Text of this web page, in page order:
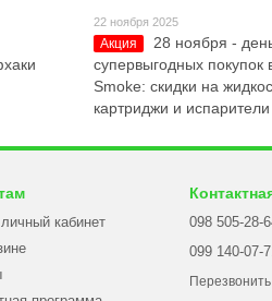
22 ноября 2025
Акция
28 ноября -
супервыгодных покупок
Smoke: скидки на
картриджи и испарители
кабинет
098 505-28-
099 140-07-